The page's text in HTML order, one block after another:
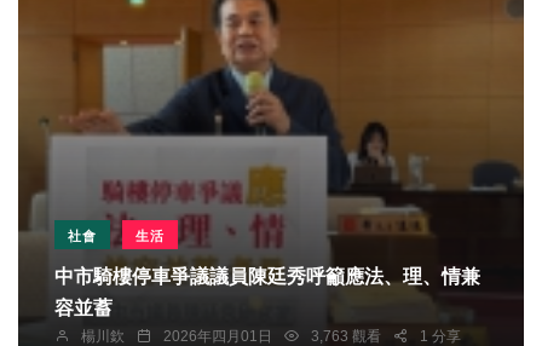
社會 生活
中市騎樓停車爭議議員陳廷秀呼籲應法、理、情兼
容並蓄
楊川欽 2026年四月01日 3,763 觀看 1 分享